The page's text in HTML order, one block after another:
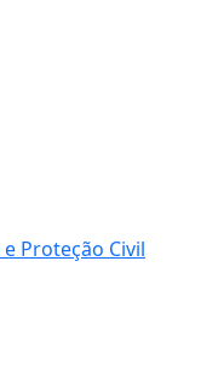
Proteção Civil